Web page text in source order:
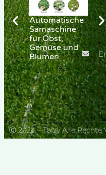
Automatische
Sämaschine
für Obst,
Gemüse und
Blumen
Ⓒ 2024 – Taizy Alle Rechte